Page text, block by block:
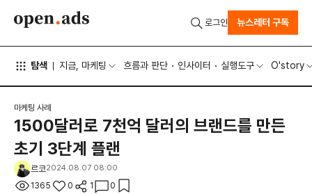
탐색 지금, 마케팅 흐름과 판단 인사이터 실행도구 O'story
로그인 뉴스레터 구독
마케팅 사례
1500달러로 7천억 달러의 브랜드를 만든
초기 3단계 플랜
르코2024.08.07 08:00
1365 0 1 0